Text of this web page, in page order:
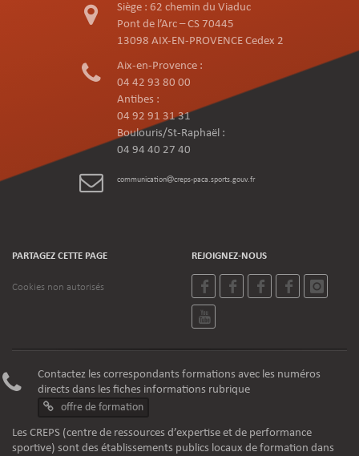
Siège : 62 chemin du Viaduc
Pont de l’Arc – CS 70445
13098 AIX-EN-PROVENCE Cedex 2
Aix-en-Provence :
04 42 93 80 00
Antibes :
04 92 91 31 31
Boulouris/St-Raphaël :
04 94 40 27 40
communication creps-paca.sports.gouv.fr
PARTAGEZ CETTE PAGE
Cookies non autorisés
REJOIGNEZ-NOUS
Contactez les correspondants formations avec les numéros
directs dans les fiches informations rubrique
offre de formation
Les CREPS (centre de ressources d’expertise et de performance
sportive) sont des établissements publics locaux de formation dans